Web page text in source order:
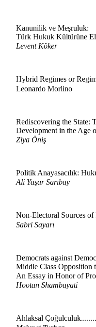
Kanunilik ve Meşruluk:
Türk Hukuk Kültürüne
Levent Köker
Hybrid Regimes or
Leonardo Morlino
Rediscovering the State:
Development in the Age
Ziya Öniş
Politik Anayasacılık:
Ali Yaşar Sarıbay
Non-Electoral Sources
Sabri Sayarı
Democrats against
Middle Class Opposition
An Essay in Honor of
Hootan Shambayati
Ahlaksal